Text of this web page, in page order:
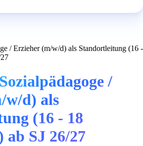
/ Erzieher (m/w/d) als Standortleitung (16 -
/
w/d) als
(16 - 18
ab SJ 26/27